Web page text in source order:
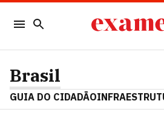
Brasil
GUIA DO CIDADÃO